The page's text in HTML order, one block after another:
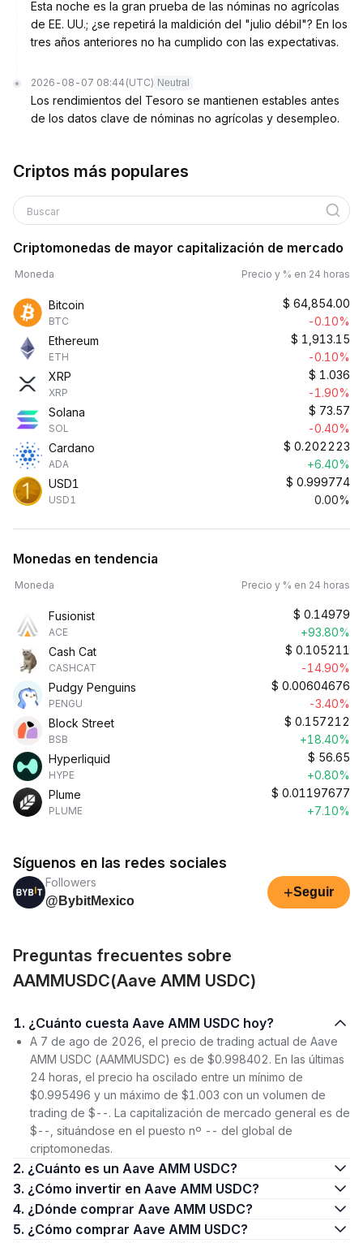
Esta noche es la gran prueba de las nóminas no agrícolas
de EE. UU.; ¿se repetirá la maldición del "julio débil"? En los
tres años anteriores no ha cumplido con las expectativas.
2026-08-07 08:44 (UTC) Neutral
Los rendimientos del Tesoro se mantienen estables antes
de los datos clave de nóminas no agrícolas y desempleo.
Criptos más populares
Buscar
Criptomonedas de mayor capitalización de mercado
Moneda Precio y % en 24 horas
Bitcoin
BTC
$ 64,854.00
-0.10%
Ethereum
ETH
$ 1,913.15
-0.10%
XRP
XRP
$ 1.036
-1.90%
Solana
SOL
$ 73.57
-0.40%
Cardano
ADA
$ 0.202223
+6.40%
USD1
USD1
$ 0.999774
0.00%
Monedas en tendencia
Moneda Precio y % en 24 horas
Fusionist
ACE
$ 0.14979
+93.80%
Cash Cat
CASHCAT
$ 0.105211
-14.90%
Pudgy Penguins
PENGU
$ 0.00604676
-3.40%
Block Street
BSB
$ 0.157212
+18.40%
Hyperliquid
HYPE
$ 56.65
+0.80%
Plume
PLUME
$ 0.01197677
+7.10%
Síguenos en las redes sociales
Followers
@BybitMexico
+Seguir
Preguntas frecuentes sobre
AAMMUSDC(Aave AMM USDC)
1. ¿Cuánto cuesta Aave AMM USDC hoy?
A 7 de ago de 2026, el precio de trading actual de Aave
AMM USDC (AAMMUSDC) es de $0.998402. En las últimas
24 horas, el precio ha oscilado entre un mínimo de
$0.995496 y un máximo de $1.003 con un volumen de
trading de $--. La capitalización de mercado general es de
$--, situándose en el puesto nº -- del global de
criptomonedas.
2. ¿Cuánto es un Aave AMM USDC?
3. ¿Cómo invertir en Aave AMM USDC?
4. ¿Dónde comprar Aave AMM USDC?
5. ¿Cómo comprar Aave AMM USDC?